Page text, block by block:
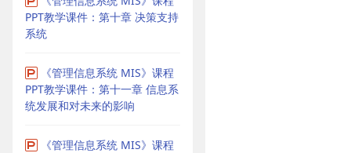
PPT教学课件：第十章 决策支持
系统
《管理信息系统 MIS》课程
PPT教学课件：第十一章 信息系
统发展和对未来的影响
《管理信息系统 MIS》课程